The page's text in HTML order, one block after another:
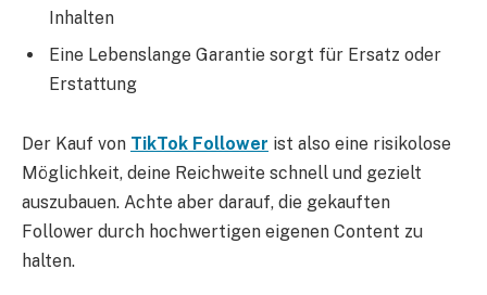
Inhalten
Eine Lebenslange Garantie sorgt für Ersatz oder
Erstattung
Der Kauf von TikTok Follower ist also eine risikolose
Möglichkeit, deine Reichweite schnell und gezielt
auszubauen. Achte aber darauf, die gekauften
Follower durch hochwertigen eigenen Content zu
halten.